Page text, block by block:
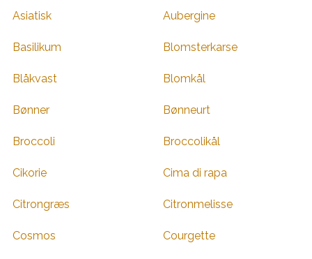
Asiatisk Aubergine
Basilikum Blomsterkarse
Blåkvast Blomkål
Bønner Bønneurt
Broccoli Broccolikål
Cikorie Cima di rapa
Citrongræs Citronmelisse
Cosmos Courgette